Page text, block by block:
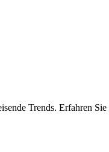
Trends. Erfahren